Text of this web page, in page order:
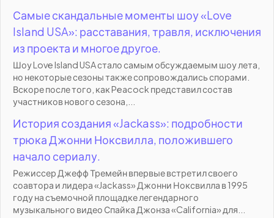
Самые скандальные моменты шоу «Love
Island USA»: расставания, травля, исключения
из проекта и многое другое.
Шоу Love Island USA стало самым обсуждаемым шоу лета,
но некоторые сезоны также сопровождались спорами.
Вскоре после того, как Peacock представил состав
участников нового сезона,...
История создания «Jackass»: подробности
трюка Джонни Ноксвилла, положившего
начало сериалу.
Режиссер Джефф Тремейн впервые встретил своего
соавтора и лидера «Jackass» Джонни Ноксвилла в 1995
году на съемочной площадке легендарного
музыкального видео Спайка Джонза «California» для...